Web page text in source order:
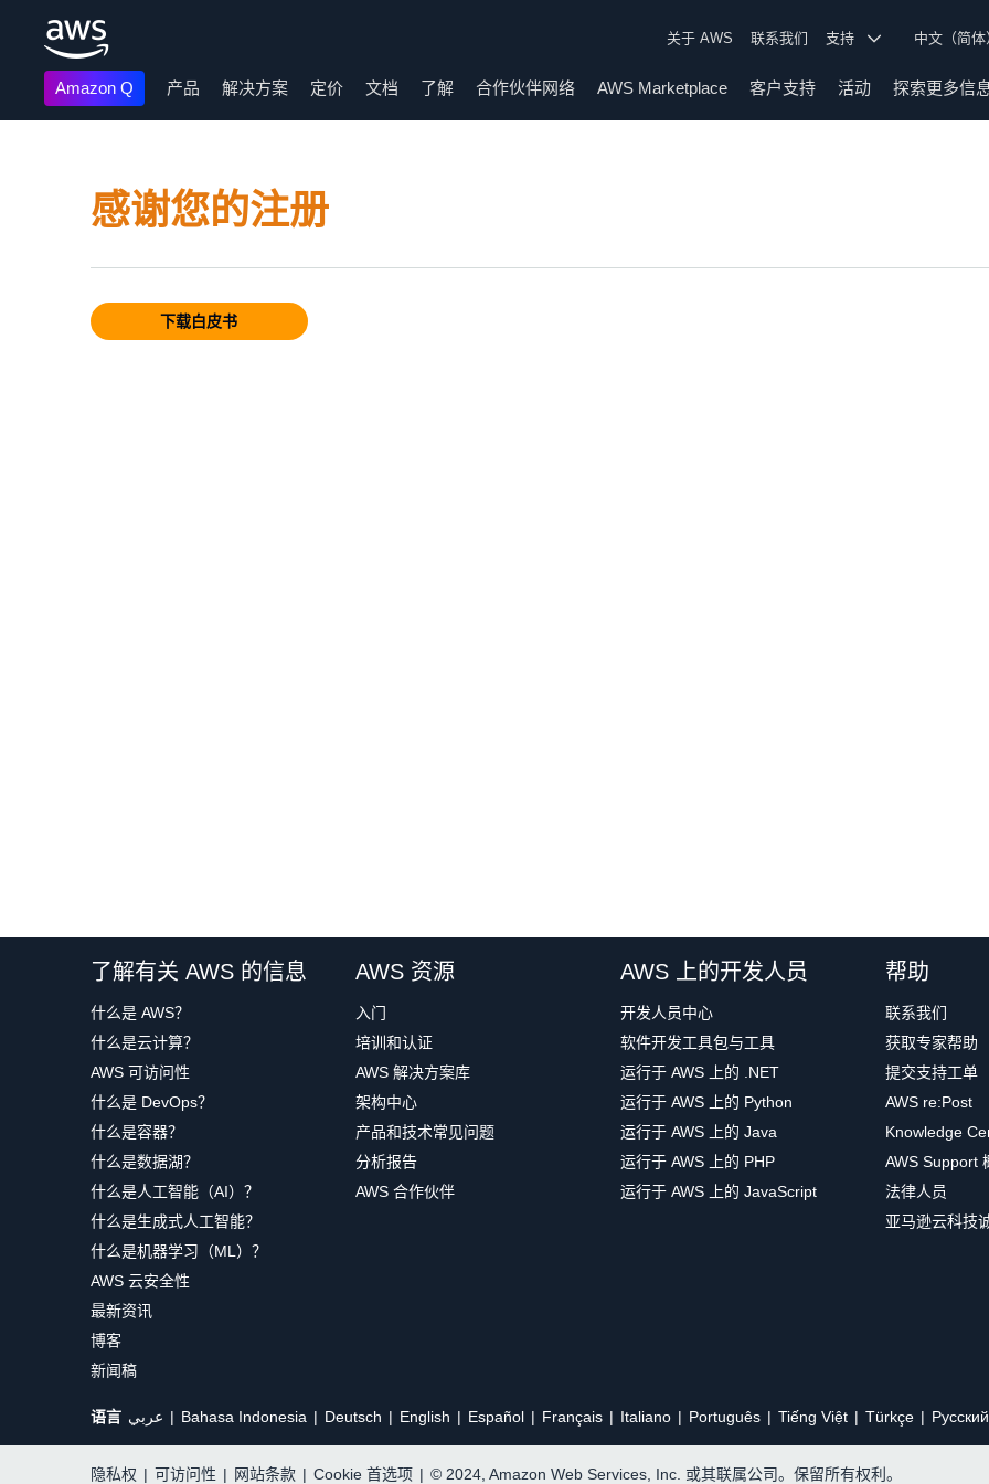
关于 AWS 联系我们 支持 中文（简
Amazon Q 产品 解决方案 定价 文档 了解 合作伙伴网络 AWS Marketplace 客户支持 活动 探索更多信
感谢您的注册
下载白皮书
了解有关 AWS 的信息
什么是 AWS？
什么是云计算？
AWS 可访问性
什么是 DevOps？
什么是容器？
什么是数据湖？
什么是人工智能（AI）？
什么是生成式人工智能？
什么是机器学习（ML）？
AWS 云安全性
最新资讯
博客
新闻稿
AWS 资源
入门
培训和认证
AWS 解决方案库
架构中心
产品和技术常见问题
分析报告
AWS 合作伙伴
AWS 上的开发人员
开发人员中心
软件开发工具包与工具
运行于 AWS 上的 .NET
运行于 AWS 上的 Python
运行于 AWS 上的 Java
运行于 AWS 上的 PHP
运行于 AWS 上的 JavaScript
帮助
联系我们
获取专家帮助
提交支持工单
AWS re:Post
Knowledge
AWS Support
法律人员
亚马逊云科技
语言 عربي Bahasa Indonesia Deutsch English Español Français Italiano Português Tiếng Việt Türkçe Ρусский
隐私权 | 可访问性 | 网站条款 | Cookie 首选项 | © 2024, Amazon Web Services, Inc. 或其联属公司。保留所有权利。